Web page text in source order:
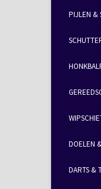
PIJLEN &
DOELEN
DARTS &